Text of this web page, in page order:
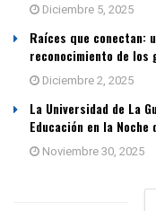
Diciembre 5, 2025
Raíces que conectan:
reconocimiento de los
Diciembre 2, 2025
La Universidad de La
Educación en la
Noviembre 30, 2025